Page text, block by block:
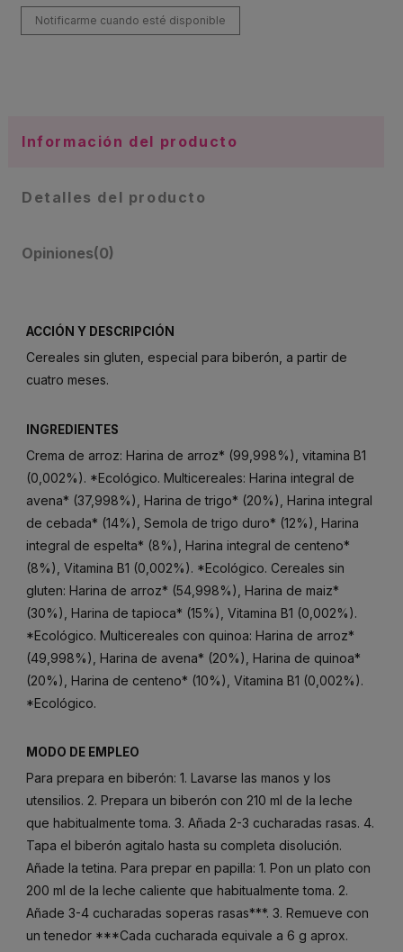
Información del producto
Detalles del producto
Opiniones(0)
ACCIÓN Y DESCRIPCIÓN
Cereales sin gluten, especial para biberón, a partir de
cuatro meses.
INGREDIENTES
Crema de arroz: Harina de arroz* (99,998%), vitamina B1
(0,002%). *Ecológico. Multicereales: Harina integral de
avena* (37,998%), Harina de trigo* (20%), Harina integral
de cebada* (14%), Semola de trigo duro* (12%), Harina
integral de espelta* (8%), Harina integral de centeno*
(8%), Vitamina B1 (0,002%). *Ecológico. Cereales sin
gluten: Harina de arroz* (54,998%), Harina de maiz*
(30%), Harina de tapioca* (15%), Vitamina B1 (0,002%).
*Ecológico. Multicereales con quinoa: Harina de arroz*
(49,998%), Harina de avena* (20%), Harina de quinoa*
(20%), Harina de centeno* (10%), Vitamina B1 (0,002%).
*Ecológico.
MODO DE EMPLEO
Para prepara en biberón: 1. Lavarse las manos y los
utensilios. 2. Prepara un biberón con 210 ml de la leche
que habitualmente toma. 3. Añada 2-3 cucharadas rasas. 4.
Tapa el biberón agitalo hasta su completa disolución.
Añade la tetina. Para prepar en papilla: 1. Pon un plato con
200 ml de la leche caliente que habitualmente toma. 2.
Añade 3-4 cucharadas soperas rasas***. 3. Remueve con
un tenedor ***Cada cucharada equivale a 6 g aprox.